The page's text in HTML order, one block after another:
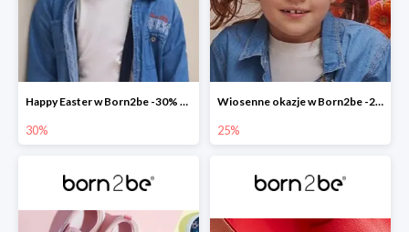
Happy Easter w Born2be -30% na wszystko
30%
Wiosenne okazje w Born2be -25%
25%